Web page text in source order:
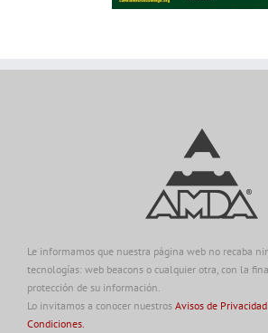
Le informamos que nuestra página web no recaba
tecnologías: web beacons o cualquier otra, con la
protección de su información.
Lo invitamos a conocer nuestros Avisos de Privacidad
Condiciones.